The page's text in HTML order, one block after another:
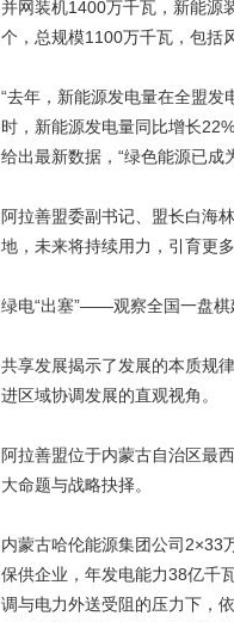
并网装机1400万千瓦，新能源
个，总规模1100万千瓦，包括
“去年，新能源发电量在全盟
时，新能源发电量同比增长
给出最新数据，“绿色能源已成
阿拉善盟委副书记、盟长白海
地，未来将持续用力，引育更
绿电“出塞”——观察全国一盘棋
共享发展揭示了发展的本质规
进区域协调发展的直观视角。
阿拉善盟位于内蒙古自治区最
大命题与战略抉择。
内蒙古哈伦能源集团公司2×33
保供企业，年发电能力38亿千
调与电力外送受阻的压力下，